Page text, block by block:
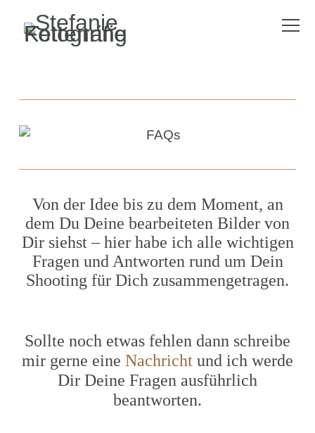
Von der Idee bis zu dem Moment, an
dem Du Deine bearbeiteten Bilder von
Dir siehst – hier habe ich alle wichtigen
Fragen und Antworten rund um Dein
Shooting für Dich zusammengetragen.
Sollte noch etwas fehlen dann schreibe
mir gerne eine Nachricht und ich werde
Dir Deine Fragen ausführlich
beantworten.